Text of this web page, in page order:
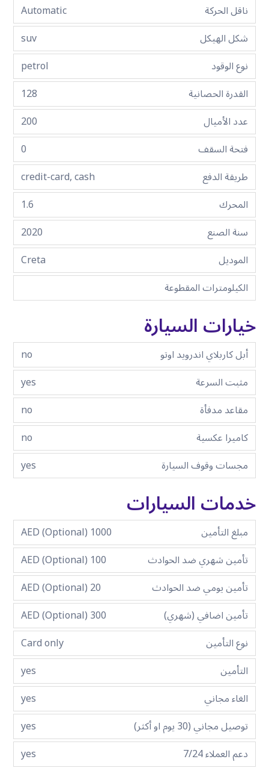
ناقل الحركة
Automatic
شكل الهيكل
suv
نوع الوقود
petrol
القدرة الحصانية
128
عدد الأميال
200
فتحة السقف
0
طريقة الدفع
credit-card, cash
المحرك
1.6
سنة الصنع
2020
الموديل
Creta
الكيلومترات المقطوعة
خيارات السيارة
أبل كاربلاي اندرويد اوتو
no
مثبت السرعة
yes
مقاعد مدفأة
no
كاميرا عكسية
no
مجسات وقوف السيارة
yes
خدمات السيارات
مبلغ التأمين
1000 AED (Optional)
تأمين شهري ضد الحوادث
100 AED (Optional)
تأمين يومي ضد الحوادث
20 AED (Optional)
تأمين اضافي (شهري)
300 AED (Optional)
نوع التأمين
Card only
التأمين
yes
الغاء مجاني
yes
توصيل مجاني (30 يوم او أكثر)
yes
دعم العملاء 7/24
yes